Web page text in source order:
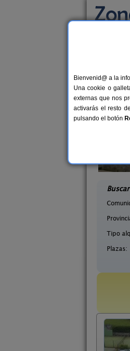
36 €
Buscar
Tipo
Plazas:
Bienvenid@ a la
Una cookie o
externas que nos
activarás el resto
pulsando el botón